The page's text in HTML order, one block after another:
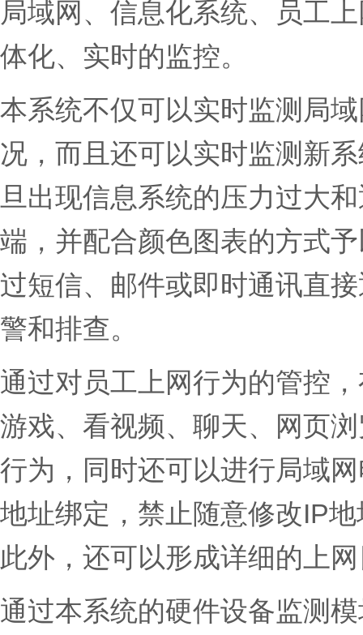
局域网、信息化系统、员工
体化、实时的监控。
本系统不仅可以实时监测局
况，而且还可以实时监测新
旦出现信息系统的压力过大
端，并配合颜色图表的方式
过短信、邮件或即时通讯直
警和排查。
通过对员工上网行为的管控
游戏、看视频、聊天、网页
行为，同时还可以进行局域
地址绑定，禁止随意修改IP
此外，还可以形成详细的上
通过本系统的硬件设备监测